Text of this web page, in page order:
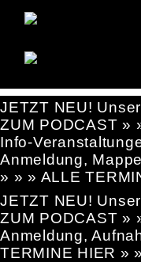
JETZT NEU!
ZUM PODCAST »
Info-
Anmeldung,
» » » ALLE
JETZT NEU!
ZUM PODCAST »
Anmeldung,
TERMINE HIER »